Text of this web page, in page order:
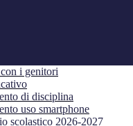
i genitori
di disciplina
uso smartphone
scolastico 2026-2027